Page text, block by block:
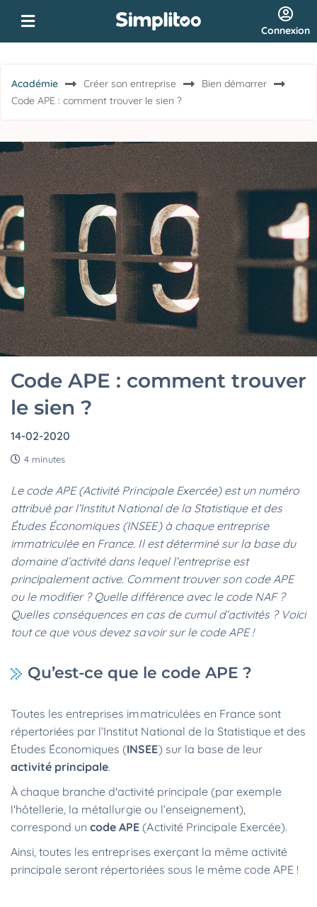
Connexion
Académie Créer son entreprise
Bien démarrer
Code APE : comment trouver le sien ?
Code APE : comment trouver
le sien ?
14-02-2020
4 minutes
Le code APE (Activité Principale Exercée) est un numéro
attribué par l’Institut National de la Statistique et des
Études Économiques (INSEE) à chaque entreprise
immatriculée en France. Il est déterminé sur la base du
domaine d’activité dans lequel l’entreprise est
principalement active. Comment trouver son code APE
ou le modifier ? Quelle différence avec le code NAF ?
Quelles conséquences en cas de cumul d’activités ? Voici
tout ce que vous devez savoir sur le code APE !
Qu’est-ce que le code APE ?
Toutes les entreprises immatriculées en France sont
répertoriées par l’Institut National de la Statistique et des
Études Économiques (INSEE) sur la base de leur
activité principale.
À chaque branche d'activité principale (par exemple
l'hôtellerie, la métallurgie ou l’enseignement),
correspond uncode APE (Activité Principale Exercée).
Ainsi, toutes les entreprises exerçant la même activité
principale seront répertoriées sous le même code APE !